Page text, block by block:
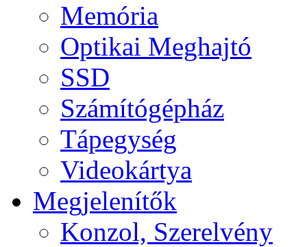
Memória
Optikai Meghajtó
SSD
Számítógépház
Tápegység
Videokártya
Megjelenítők
Konzol, Szerelvény